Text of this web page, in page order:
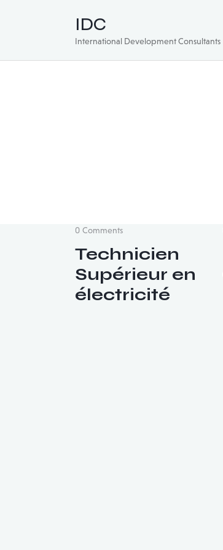
IDC
International Development Consultants
0 Comments
Technicien
Supérieur en
électricité